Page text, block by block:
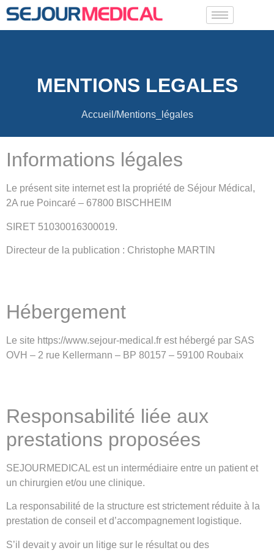
MENTIONS LEGALES
Accueil/Mentions_légales
Informations légales
Le présent site internet est la propriété de Séjour Médical,
2A rue Poincaré – 67800 BISCHHEIM
SIRET 51030016300019.
Directeur de la publication : Christophe MARTIN
Hébergement
Le site https://www.sejour-medical.fr est hébergé par SAS
OVH – 2 rue Kellermann – BP 80157 – 59100 Roubaix
Responsabilité liée aux
prestations proposées
SEJOURMEDICAL est un intermédiaire entre un patient et
un chirurgien et/ou une clinique.
La responsabilité de la structure est strictement réduite à la
prestation de conseil et d’accompagnement logistique.
S’il devait y avoir un litige sur le résultat ou des